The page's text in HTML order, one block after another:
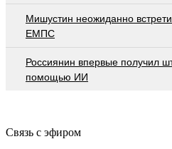
Мишустин неожиданно
ЕМПС
Россиянин впервые получил
помощью ИИ
Связь с эфиром